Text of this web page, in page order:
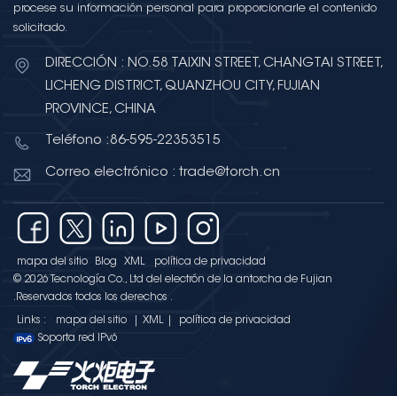
procese su información personal para proporcionarle el contenido
solicitado.
DIRECCIÓN : NO.58 TAIXIN STREET, CHANGTAI STREET,
LICHENG DISTRICT, QUANZHOU CITY, FUJIAN
PROVINCE, CHINA
Teléfono :86-595-22353515
Correo electrónico : trade@torch.cn
mapa del sitio Blog XML
política de privacidad
© 2026 Tecnología Co., Ltd del electrón de la antorcha de Fujian
.Reservados todos los derechos .
Links : mapa del sitio XML
política de privacidad
Soporta red IPv6